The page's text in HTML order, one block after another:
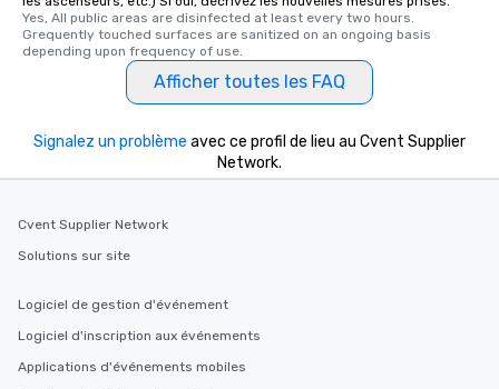
Yes, All public areas are disinfected at least every two hours.
Grequently touched surfaces are sanitized on an ongoing basis
depending upon frequency of use.
Afficher toutes les FAQ
Signalez un problème avec ce profil de lieu au Cvent Supplier
Network.
Cvent Supplier Network
Solutions sur site
Logiciel de gestion d'événement
Logiciel d'inscription aux événements
Applications d'événements mobiles